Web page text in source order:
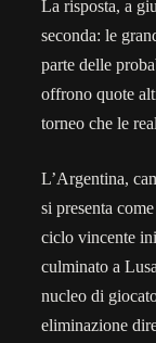
La risposta, a
seconda: le
parte delle
offrono quote
torneo che le
L’Argentina,
si presenta
ciclo vincente
culminato a
nucleo di
eliminazione